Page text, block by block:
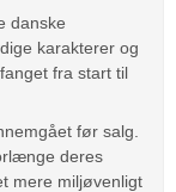
danske
karakterer og
fra start til
før salg.
deres
mere miljøvenligt